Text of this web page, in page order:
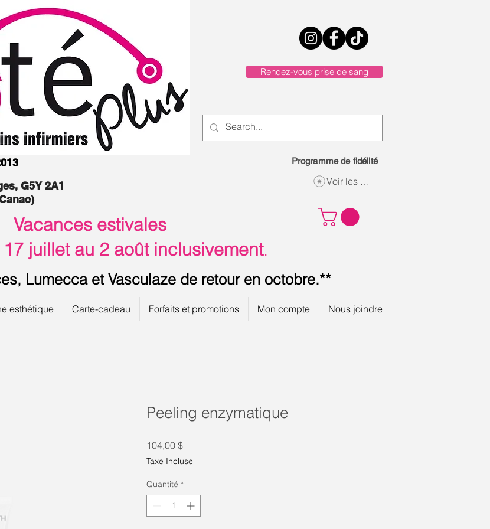
G5Y 2A1
Rendez-vous prise de sang
Programme de fidélité
Voir les points
Vacances estivales
juillet au 2 août inclusivement.
Lumecca et Vasculaze de retour en octobre.**
esthétique Carte-cadeau Forfaits et promotions Mon compte Nous joindre
Peeling enzymatique
104,00 $Prix
Taxe Incluse
Quantité *